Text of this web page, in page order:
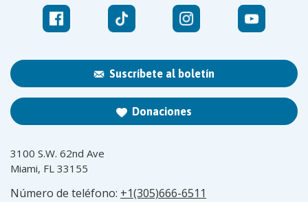
Suscríbete al boletín
Donaciones
3100 S.W. 62nd Ave
Miami, FL 33155
Número de teléfono: +1(305)666-6511